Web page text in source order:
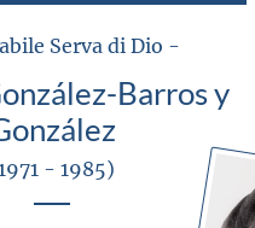
Serva di Dio -
Barros y
- 1985)